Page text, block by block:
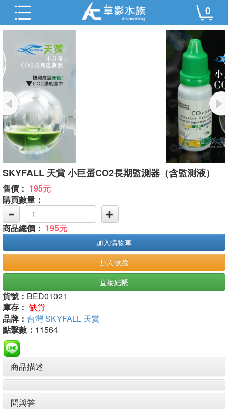
0
SKYFALL 天賞 小巨蛋CO2長期監測器（含監測液）
售價： 195元
購買數量：
商品總價： 195元
加入購物車
加入收藏
直接結帳
貨號： BED01021
庫存： 缺貨
品牌： 台灣 SKYFALL 天賞
點擊數： 11564
商品描述
問與答